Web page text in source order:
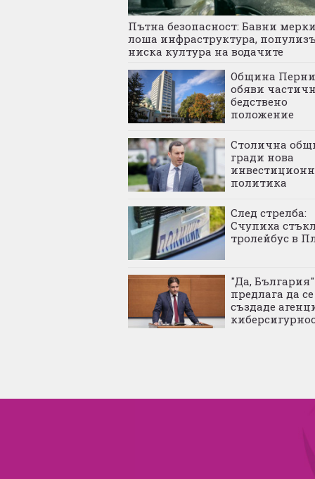
Пътна безопасност: Бавни
лоша инфраструктура,
ниска култура на водачите
Община
обяви
бедствено
положение
Столична
гради нова
политика
След стрелба:
Счупиха
тролейбус в
"Да, България"
предлага да се
създаде